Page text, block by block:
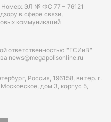
ЭЛ № ФС 77 – 76121
в сфере связи,
коммуникаций
ответственностью "ГСИиВ"
news@megapolisonline.ru
Россия, 196158, вн.тер. г.
дом 3, корпус 5,